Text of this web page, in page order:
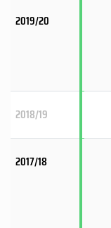
2019/20
2018/19
2017/18